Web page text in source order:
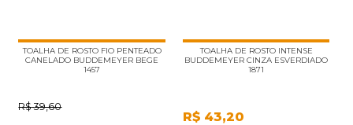
TOALHA DE ROSTO FIO PENTEADO
CANELADO BUDDEMEYER BEGE
1457
R$ 39,60
TOALHA DE ROSTO INTENSE
BUDDEMEYER CINZA ESVERDIADO
1871
R$ 43,20